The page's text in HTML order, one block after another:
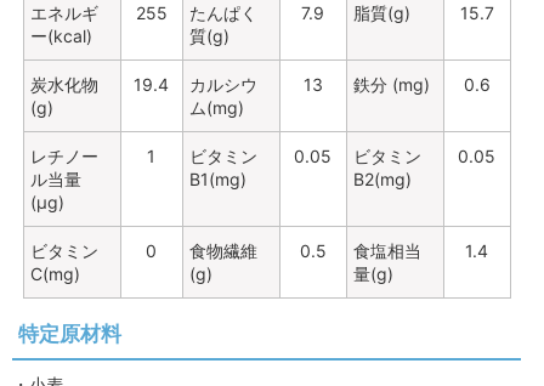
エネルギ
ー(kcal)
255
たんぱく
質(g)
7.9 脂質(g) 15.7
炭水化物
(g)
19.4
カルシウ
ム(mg)
13 鉄分 (mg) 0.6
レチノー
ル当量
(μg)
1
ビタミン
B1(mg)
0.05
ビタミン
B2(mg)
0.05
ビタミン
C(mg)
0
食物繊維
(g)
0.5
食塩相当
量(g)
1.4
特定原材料